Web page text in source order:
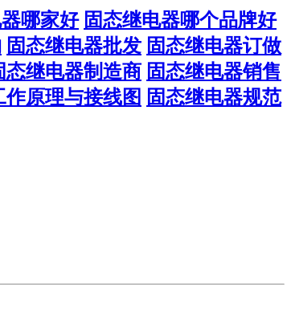
哪家好 固态继电器哪个品牌好
固态继电器批发 固态继电器订做
态继电器制造商 固态继电器销售
作原理与接线图 固态继电器规范